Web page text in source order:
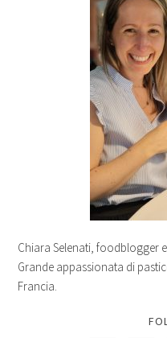
Chiara Selenati, foodblogger
Grande appassionata di
Francia.